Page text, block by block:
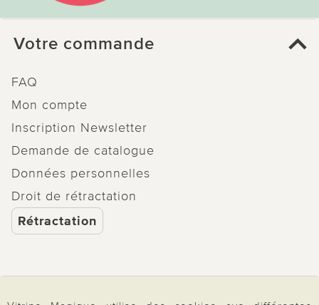
Votre commande
FAQ
Mon compte
Inscription Newsletter
Demande de catalogue
Données personnelles
Droit de rétractation
Rétractation
Paiement & Livraison